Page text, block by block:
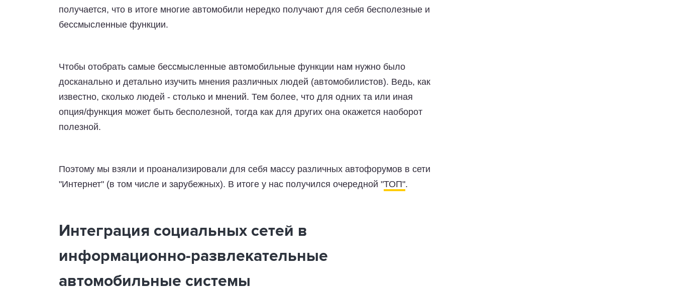
получается, что в итоге многие автомобили нередко получают для себя бесполезные и
бессмысленные функции.
Чтобы отобрать самые бессмысленные автомобильные функции нам нужно было
досканально и детально изучить мнения различных людей (автомобилистов). Ведь, как
известно, сколько людей - столько и мнений. Тем более, что для одних та или иная
опция/функция может быть бесполезной, тогда как для других она окажется наоборот
полезной.
Поэтому мы взяли и проанализировали для себя массу различных автофорумов в сети
"Интернет" (в том числе и зарубежных). В итоге у нас получился очередной "ТОП".
Интеграция социальных сетей в
информационно-развлекательные
автомобильные системы